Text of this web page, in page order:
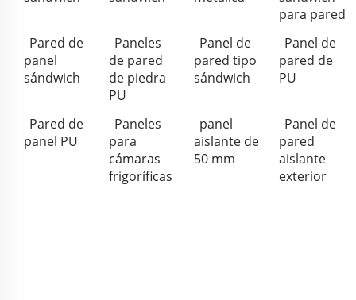
para pared
Pared de
panel
sándwich
Paneles
de pared
de piedra
PU
Panel de
pared tipo
sándwich
Panel de
pared de
PU
Pared de
panel PU
Paneles
para
cámaras
frigoríficas
panel
aislante de
50 mm
Panel de
pared
aislante
exterior